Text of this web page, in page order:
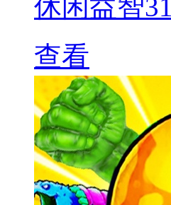
休闲益智
查看